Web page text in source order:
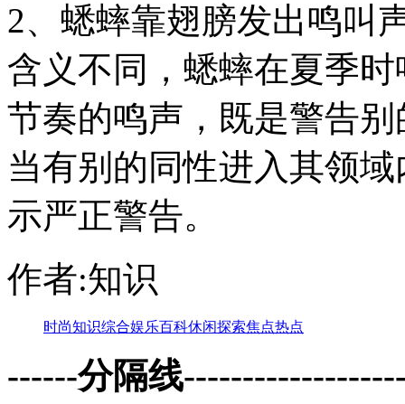
2、蟋蟀靠翅膀发出鸣叫
含义不同，蟋蟀在夏季
节奏的鸣声，既是警告
当有别的同性进入其领
示严正警告。
作者:知识
时尚知识综合娱乐百科休闲探索焦点热点
------分隔线